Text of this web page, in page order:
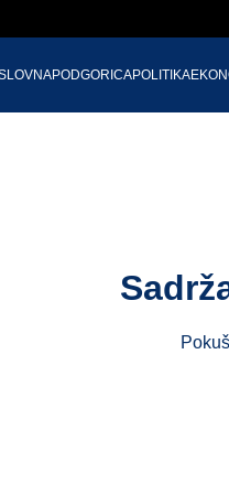
PODGORICAPOLITIKA